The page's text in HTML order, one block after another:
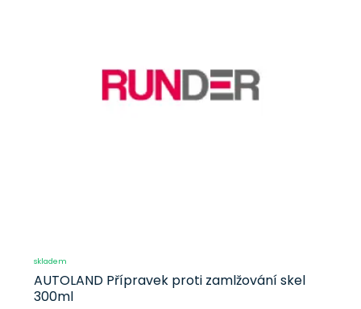
skladem
AUTOLAND Přípravek proti zamlžování skel
300ml